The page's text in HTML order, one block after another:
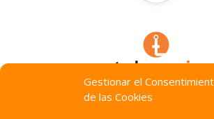
Gestionar el
de las Cookies
Technocracia © 2026. Todos Los